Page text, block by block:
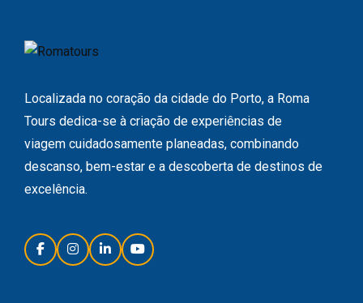
Localizada no coração da cidade do Porto, a Roma
Tours dedica-se à criação de experiências de
viagem cuidadosamente planeadas, combinando
descanso, bem-estar e a descoberta de destinos de
excelência.